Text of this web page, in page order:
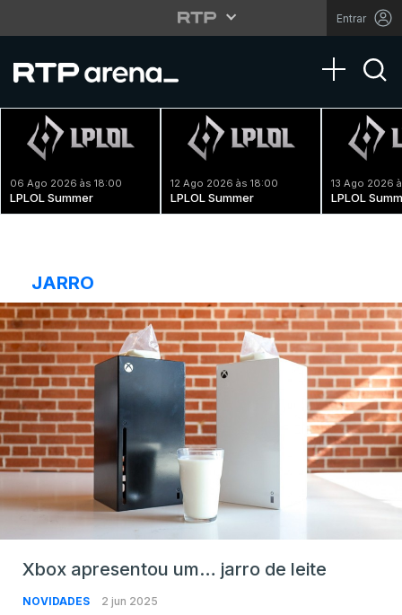
Entrar
Toggle
06 Ago 2026 às 18:00
LPLOL Summer
12 Ago 2026 às 18:00
LPLOL Summer
13 Ago 2026
LPLOL
JARRO
Xbox apresentou um… jarro de leite
NOVIDADES 2 jun 2025